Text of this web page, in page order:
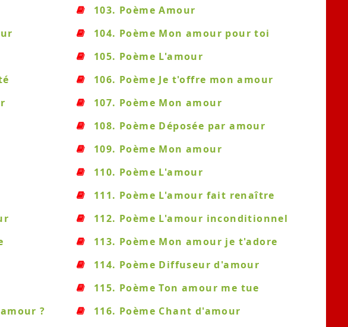
?
103. Poème Amour
104. Poème Mon amour pour toi
105. Poème L'amour
106. Poème Je t'offre mon amour
107. Poème Mon amour
108. Poème Déposée par amour
109. Poème Mon amour
110. Poème L'amour
111. Poème L'amour fait renaître
112. Poème L'amour inconditionnel
113. Poème Mon amour je t'adore
114. Poème Diffuseur d'amour
115. Poème Ton amour me tue
116. Poème Chant d'amour